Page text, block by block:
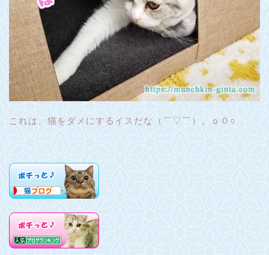
これは、猫をダメにするイスだな（￣▽￣）。ｏ０○